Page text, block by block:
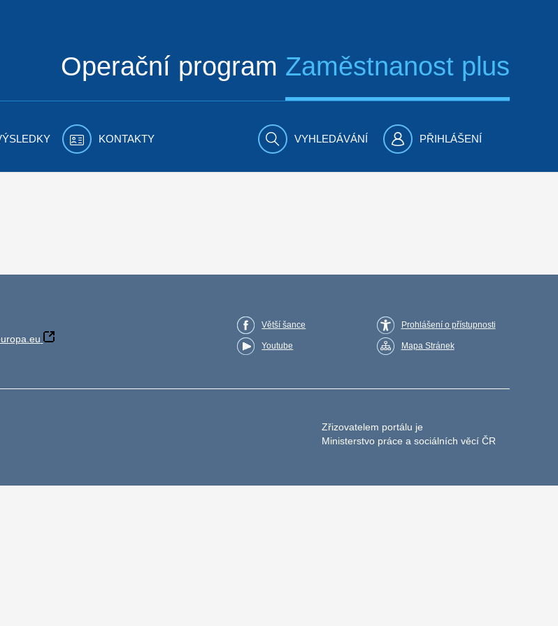
Operační program Zaměstnanost plus
KONTAKTY VYHLEDÁVÁNÍ PŘIHLÁŠENÍ
Větší šance
Youtube
Prohlášení o přístupnosti
Mapa Stránek
Zřizovatelem portálu je
Ministerstvo práce a sociálních věcí ČR